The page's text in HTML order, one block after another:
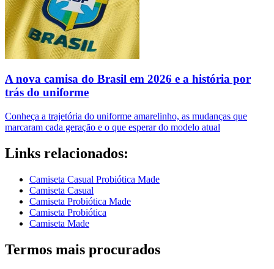
A nova camisa do Brasil em 2026 e a história por
trás do uniforme
Conheça a trajetória do uniforme amarelinho, as mudanças que
marcaram cada geração e o que esperar do modelo atual
Links relacionados:
Camiseta Casual Probiótica Made
Camiseta Casual
Camiseta Probiótica Made
Camiseta Probiótica
Camiseta Made
Termos mais procurados